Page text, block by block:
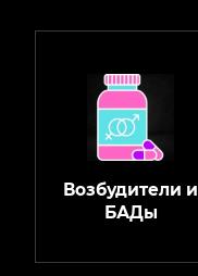
Возбудители и
БАДы